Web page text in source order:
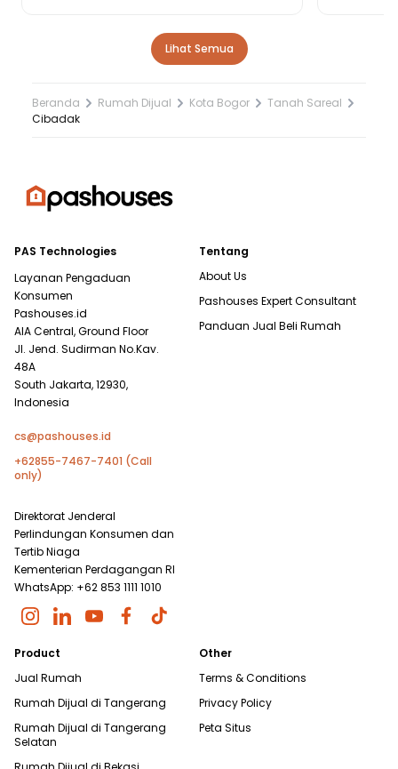
Lihat Semua
Beranda Rumah Dijual Kota Bogor
Tanah Sareal
Cibadak
PAS Technologies
Layanan Pengaduan
Konsumen
Pashouses.id
AIA Central, Ground Floor
Jl. Jend. Sudirman No.Kav.
48A
South Jakarta, 12930,
Indonesia
cs@pashouses.id
+62855-7467-7401 (Call
only)
Direktorat Jenderal
Perlindungan Konsumen dan
Tertib Niaga
Kementerian Perdagangan RI
WhatsApp: +62 853 1111 1010
Tentang
About Us
Pashouses Expert Consultant
Panduan Jual Beli Rumah
Product
Jual Rumah
Rumah Dijual di Tangerang
Rumah Dijual di Tangerang
Selatan
Other
Terms & Conditions
Privacy Policy
Peta Situs